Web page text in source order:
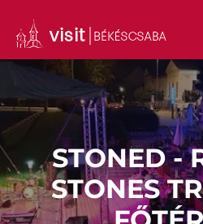
STONED -
STONES